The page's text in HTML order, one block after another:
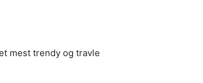
mest trendy og travle